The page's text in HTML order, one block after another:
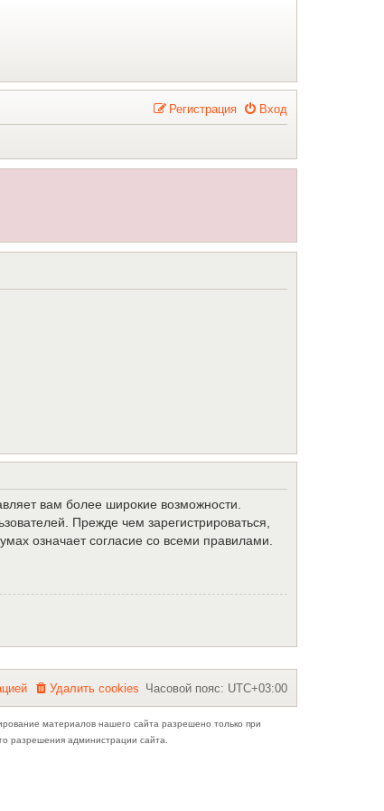
Вход
Регистрация
вам более широкие возможности.
Прежде чем зарегистрироваться,
означает согласие со всеми правилами.
Часовой пояс: UTC+03:00
Удалить cookies
цией
материалов нашего сайта разрешено только при
разрешения администрации сайта.